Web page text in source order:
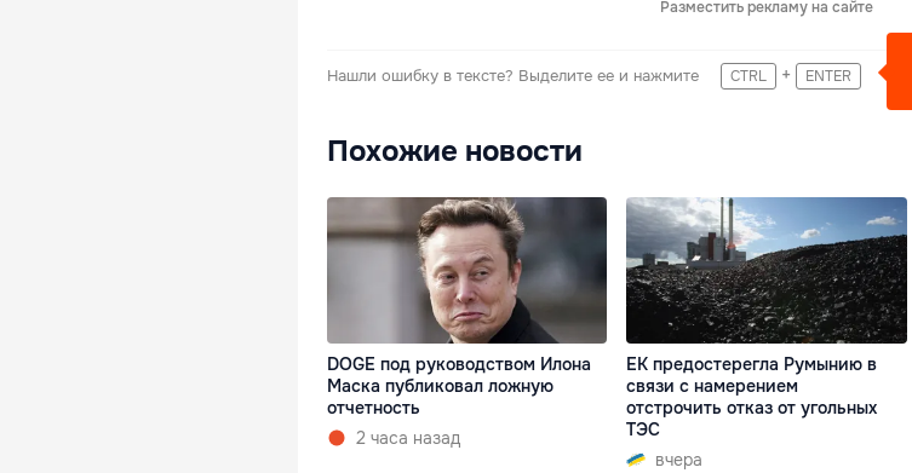
Разместить рекламу на сайте
Нашли ошибку в тексте? Выделите ее и нажмите CTRL + ENTER
Похожие новости
DOGE под руководством Илона
Маска публиковал ложную
отчетность
2 часа назад
ЕК предостерегла Румынию в
связи с намерением
отстрочить отказ от угольных
ТЭС
вчера